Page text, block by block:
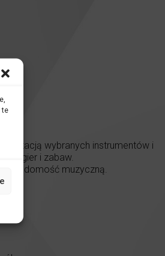
te
wybranych instrumentów i
gier i zabaw.
świadomość muzyczną.